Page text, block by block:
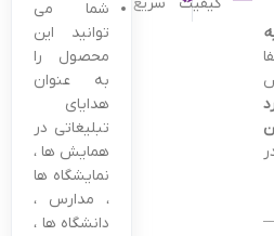
شما می
توانید این
محصول را
به عنوان
هدایای
تبلیغاتی در
همایش ها ،
نمایشگاه ها
، مدارس ،
دانشگاه ها ،